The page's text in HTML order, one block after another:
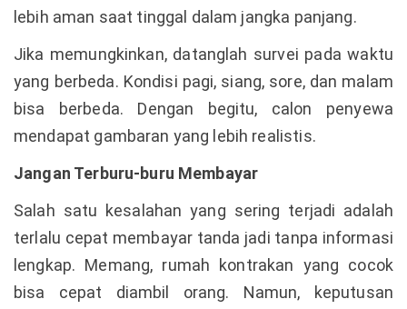
lebih aman saat tinggal dalam jangka panjang.
Jika memungkinkan, datanglah survei pada waktu
yang berbeda. Kondisi pagi, siang, sore, dan malam
bisa berbeda. Dengan begitu, calon penyewa
mendapat gambaran yang lebih realistis.
Jangan Terburu-buru Membayar
Salah satu kesalahan yang sering terjadi adalah
terlalu cepat membayar tanda jadi tanpa informasi
lengkap. Memang, rumah kontrakan yang cocok
bisa cepat diambil orang. Namun, keputusan